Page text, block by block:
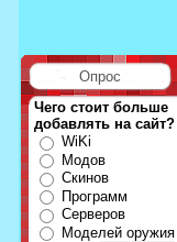
Опрос
Чего стоит больше
добавлять на сайт?
WiKi
Модов
Скинов
Программ
Серверов
Моделей оружия